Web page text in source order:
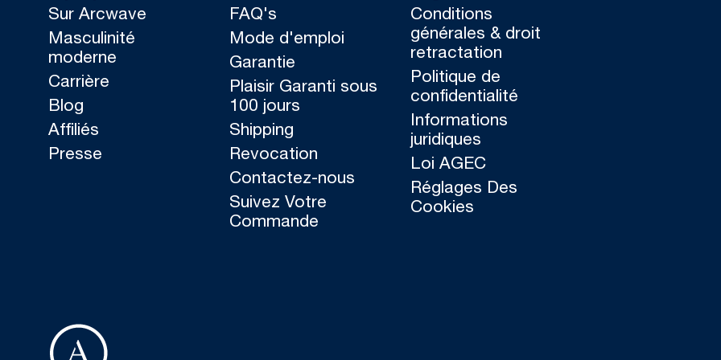
Sur Arcwave
Masculinité
moderne
Carrière
Blog
Affiliés
Presse
FAQ's
Mode d'emploi
Garantie
Plaisir Garanti sous
100 jours
Shipping
Revocation
Contactez-nous
Suivez Votre
Commande
Conditions
générales & droit
retractation
Politique de
confidentialité
Informations
juridiques
Loi AGEC
Réglages Des
Cookies